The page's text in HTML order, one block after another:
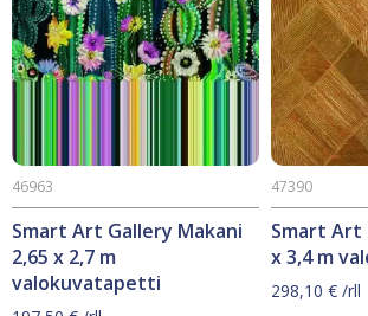
Smart Art Gallery Makani
2,65 x 2,7 m
valokuvatapetti
46963
Smart Art
x 3,4 m
47390
298,10 € /rll